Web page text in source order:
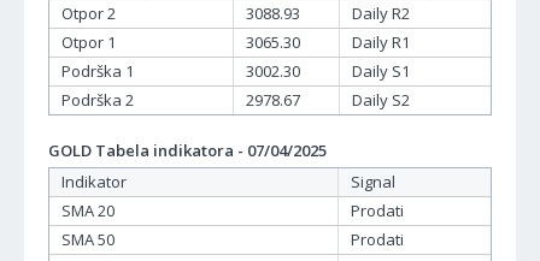
Otpor 2
3088.93
Daily R2
Otpor 1
3065.30
Daily R1
Podrška 1
3002.30
Daily S1
Podrška 2
2978.67 Daily S2
GOLD Tabela indikatora - 07/04/2025
Indikator
Signal
SMA 20
Prodati
SMA 50
Prodati